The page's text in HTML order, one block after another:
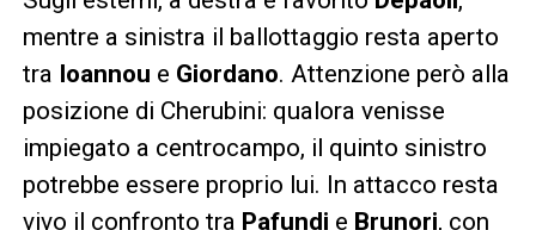
mentre a sinistra il ballottaggio resta aperto
tra Ioannou e Giordano. Attenzione però alla
posizione di Cherubini: qualora venisse
impiegato a centrocampo, il quinto sinistro
potrebbe essere proprio lui. In attacco resta
vivo il confronto tra Pafundi e Brunori, con